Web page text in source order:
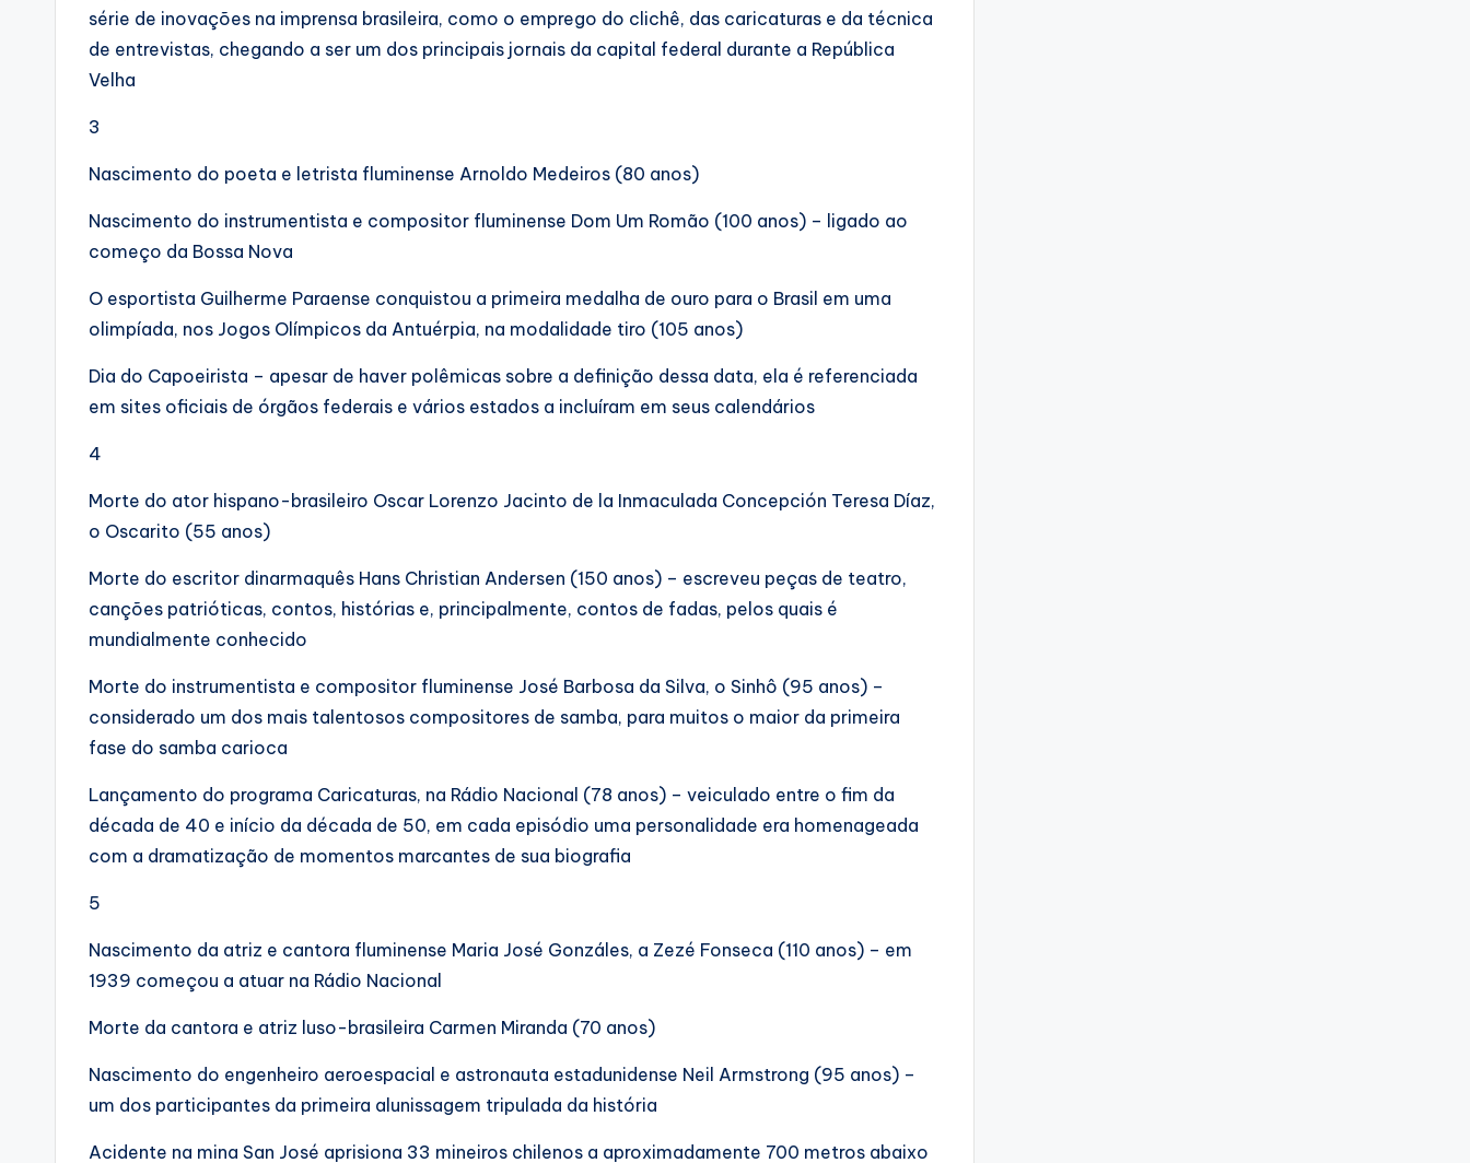
série de inovações na imprensa brasileira, como o emprego do clichê, das caricaturas e da técnica
de entrevistas, chegando a ser um dos principais jornais da capital federal durante a República
Velha
3
Nascimento do poeta e letrista fluminense Arnoldo Medeiros (80 anos)
Nascimento do instrumentista e compositor fluminense Dom Um Romão (100 anos) – ligado ao
começo da Bossa Nova
O esportista Guilherme Paraense conquistou a primeira medalha de ouro para o Brasil em uma
olimpíada, nos Jogos Olímpicos da Antuérpia, na modalidade tiro (105 anos)
Dia do Capoeirista – apesar de haver polêmicas sobre a definição dessa data, ela é referenciada
em sites oficiais de órgãos federais e vários estados a incluíram em seus calendários
4
Morte do ator hispano-brasileiro Oscar Lorenzo Jacinto de la Inmaculada Concepción Teresa Díaz,
o Oscarito (55 anos)
Morte do escritor dinarmaquês Hans Christian Andersen (150 anos) – escreveu peças de teatro,
canções patrióticas, contos, histórias e, principalmente, contos de fadas, pelos quais é
mundialmente conhecido
Morte do instrumentista e compositor fluminense José Barbosa da Silva, o Sinhô (95 anos) –
considerado um dos mais talentosos compositores de samba, para muitos o maior da primeira
fase do samba carioca
Lançamento do programa Caricaturas, na Rádio Nacional (78 anos) – veiculado entre o fim da
década de 40 e início da década de 50, em cada episódio uma personalidade era homenageada
com a dramatização de momentos marcantes de sua biografia
5
Nascimento da atriz e cantora fluminense Maria José Gonzáles, a Zezé Fonseca (110 anos) – em
1939 começou a atuar na Rádio Nacional
Morte da cantora e atriz luso-brasileira Carmen Miranda (70 anos)
Nascimento do engenheiro aeroespacial e astronauta estadunidense Neil Armstrong (95 anos) –
um dos participantes da primeira alunissagem tripulada da história
Acidente na mina San José aprisiona 33 mineiros chilenos a aproximadamente 700 metros abaixo